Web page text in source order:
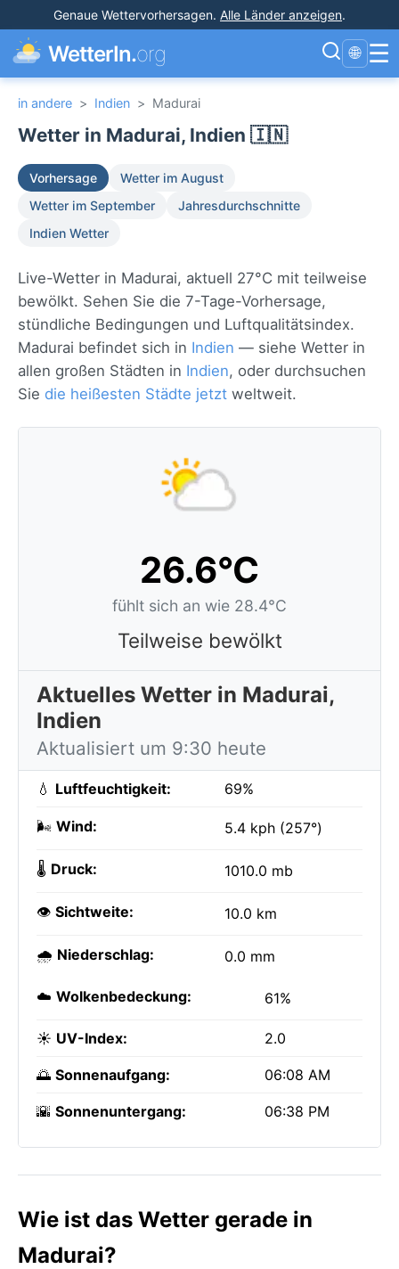
Genaue Wettervorhersagen. Alle Länder anzeigen.
WetterIn.org 🌐 ☰
in andere > Indien > Madurai
Wetter in Madurai, Indien 🇮🇳
Vorhersage
Wetter im August
Wetter im September
Jahresdurchschnitte
Indien Wetter
Live-Wetter in Madurai, aktuell 27°C mit teilweise
bewölkt. Sehen Sie die 7-Tage-Vorhersage,
stündliche Bedingungen und Luftqualitätsindex.
Madurai befindet sich in Indien — siehe Wetter in
allen großen Städten in Indien, oder durchsuchen
Sie die heißesten Städte jetzt weltweit.
26.6°C
fühlt sich an wie 28.4°C
Teilweise bewölkt
Aktuelles Wetter in Madurai,
Indien
Aktualisiert um 9:30 heute
💧 Luftfeuchtigkeit: 69%
🌬️ Wind: 5.4 kph (257°)
🌡️ Druck: 1010.0 mb
👁️ Sichtweite: 10.0 km
🌧️ Niederschlag: 0.0 mm
☁️ Wolkenbedeckung: 61%
☀️ UV-Index: 2.0
🌅 Sonnenaufgang: 06:08 AM
🌇 Sonnenuntergang: 06:38 PM
Wie ist das Wetter gerade in
Madurai?